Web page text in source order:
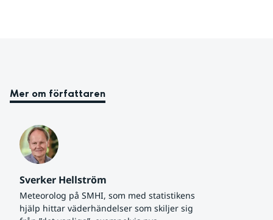
Mer om författaren
Sverker Hellström
Meteorolog på SMHI, som med statistikens
hjälp hittar väderhändelser som skiljer sig